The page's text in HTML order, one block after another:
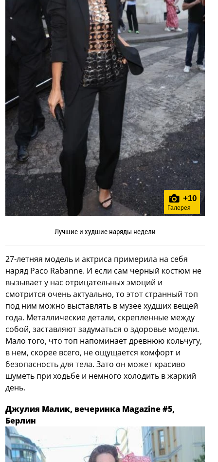
+10
Галерея
Лучшие и худшие наряды недели
27-летняя модель и актриса примерила на себя
наряд Paco Rabanne. И если сам черный костюм не
вызывает у нас отрицательных эмоций и
смотрится очень актуально, то этот странный топ
под ним можно выставлять в музее худших вещей
года. Металлические детали, скрепленные между
собой, заставляют задуматься о здоровье модели.
Мало того, что топ напоминает древнюю кольчугу,
в нем, скорее всего, не ощущается комфорт и
безопасность для тела. Зато он может красиво
шуметь при ходьбе и немного холодить в жаркий
день.
Джулия Малик, вечеринка Magazine #5,
Берлин